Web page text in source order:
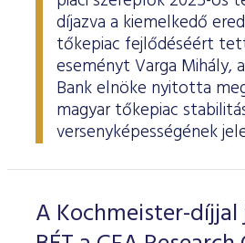
díjazva a kiemelkedő
tőkepiac fejlődéséért
eseményt Varga Mihály,
Bank elnöke nyitotta
magyar tőkepiac
versenyképességének
A Kochmeister-